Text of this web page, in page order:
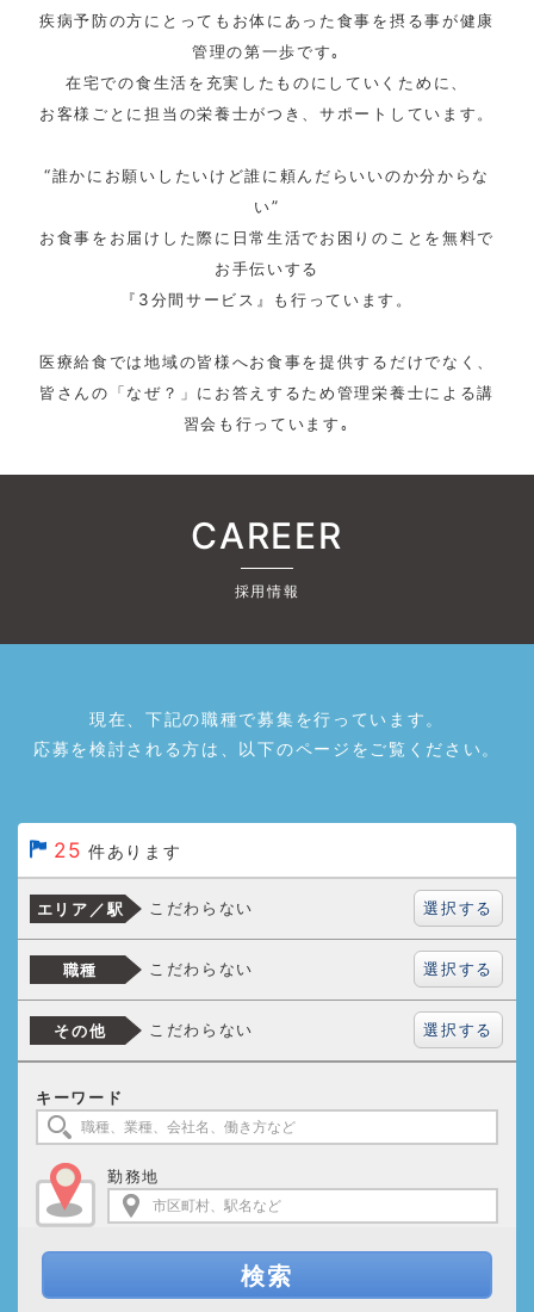
疾病予防の方にとってもお体にあった食事を摂る事が健康
管理の第一歩です｡
在宅での食生活を充実したものにしていくために、
お客様ごとに担当の栄養士がつき、サポートしています。
“誰かにお願いしたいけど誰に頼んだらいいのか分からな
い”
お食事をお届けした際に日常生活でお困りのことを無料で
お手伝いする
『3分間サービス』も行っています。
医療給食では地域の皆様へお食事を提供するだけでなく、
皆さんの「なぜ？」にお答えするため管理栄養士による講
習会も行っています｡
CAREER
採用情報
現在、下記の職種で募集を行っています。
応募を検討される方は、以下のページをご覧ください。
25 件あります
エリア／駅 こだわらない 選択する
職種 こだわらない 選択する
その他 こだわらない 選択する
キーワード
勤務地
検索